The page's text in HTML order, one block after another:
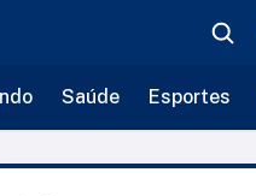
Saúde Esportes